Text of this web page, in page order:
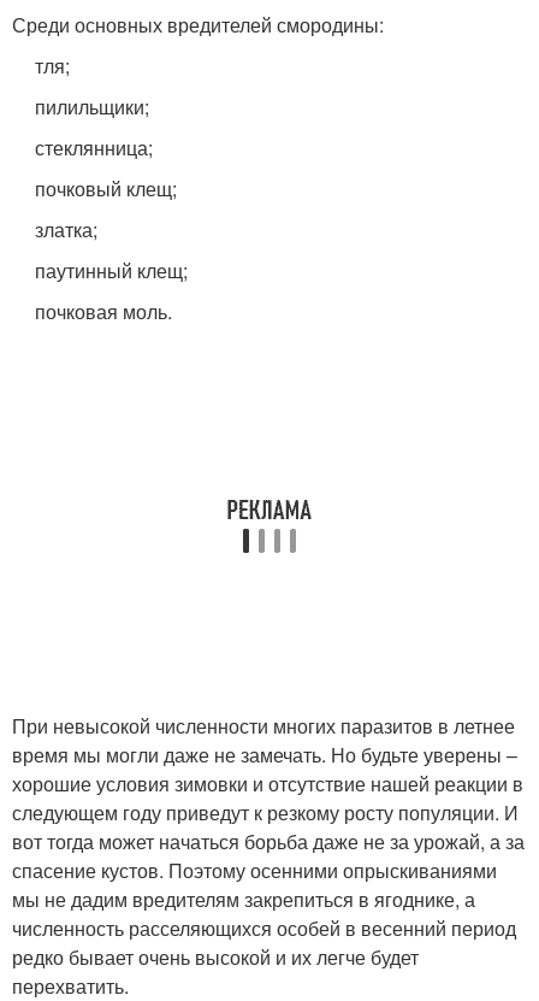
Среди основных вредителей смородины:
тля;
пилильщики;
стеклянница;
почковый клещ;
златка;
паутинный клещ;
почковая моль.
При невысокой численности многих паразитов в летнее
время мы могли даже не замечать. Но будьте уверены –
хорошие условия зимовки и отсутствие нашей реакции в
следующем году приведут к резкому росту популяции. И
вот тогда может начаться борьба даже не за урожай, а за
спасение кустов. Поэтому осенними опрыскиваниями
мы не дадим вредителям закрепиться в ягоднике, а
численность расселяющихся особей в весенний период
редко бывает очень высокой и их легче будет
перехватить.